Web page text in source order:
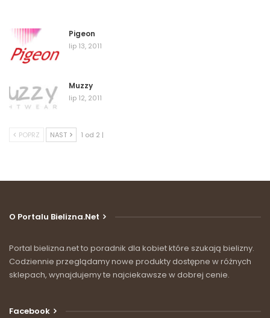
Pigeon
lip 13, 2011
Muzzy
lip 12, 2011
POPRZ NAST 1 od 2 |
O Portalu Bielizna.net
Portal bielizna.net to poradnik dla kobiet które szukają bielizny.
Codziennie przeglądamy nowe produkty dostępne w różnych
sklepach, wynajdujemy te najciekawsze w dobrej cenie.
Facebook